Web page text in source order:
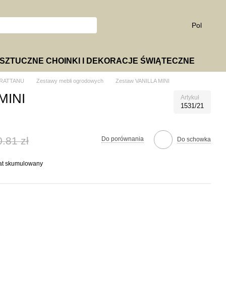
Pol
SZTUCZNE CHOINKI I DEKORACJE ŚWIĄTECZNE
Zestawy mebli ogrodowych Zestaw VANILLA MINI
Artykuł
1531/21
zł Do porównania Do schowka
skumulowany